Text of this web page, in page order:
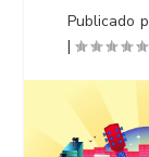
Publicado
|